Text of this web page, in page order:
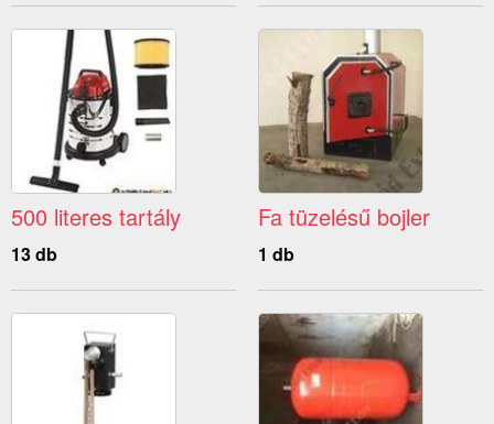
500 literes tartály
13 db
Fa tüzelésű bojler
1 db